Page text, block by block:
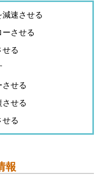
減速させる
ーさせる
せる
させる
させる
せる
報